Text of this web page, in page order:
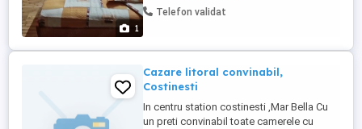
1
cafetiera, AC, cu acces la terasa acoperita
Telefon validat
Cazare litoral convinabil,
Costinesti
In centru station costinesti ,Mar Bella Cu
un preti convinabil toate camerele cu